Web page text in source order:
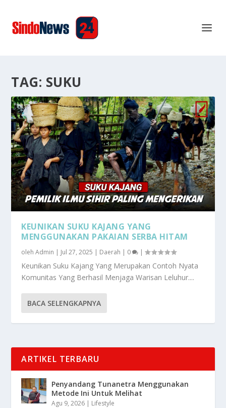
TAG: SUKU
KEUNIKAN SUKU KAJANG YANG
MENGGUNAKAN PAKAIAN SERBA HITAM
olehAdmin | Jul 27, 2025 | Daerah | 0 |
Keunikan Suku Kajang Yang Merupakan Contoh Nyata
Komunitas Yang Berhasil Menjaga Warisan Leluhur....
BACA SELENGKAPNYA
ARTIKEL TERBARU
Penyandang Tunanetra Menggunakan
Metode Ini Untuk Melihat
Agu 9, 2026 | Lifestyle